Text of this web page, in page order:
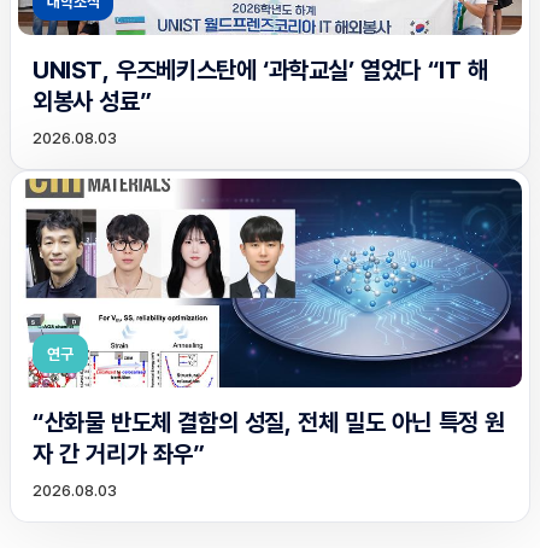
UNIST, 우즈베키스탄에 ‘과학교실’ 열었다 “IT 해
외봉사 성료”
2026.08.03
연구
“산화물 반도체 결함의 성질, 전체 밀도 아닌 특정 원
자 간 거리가 좌우”
2026.08.03